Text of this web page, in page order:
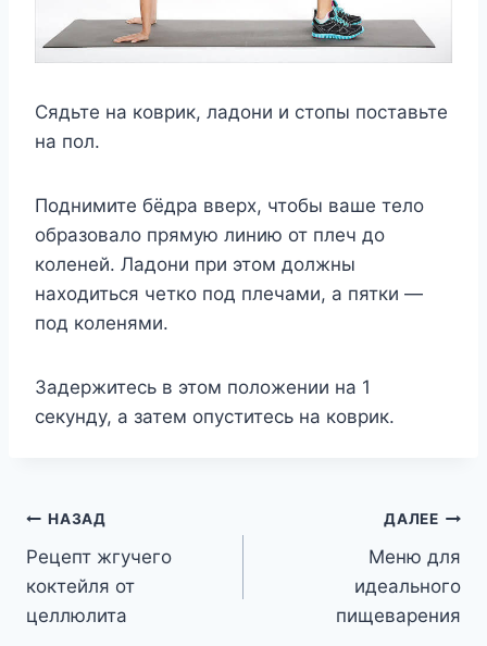
Сядьте на коврик, ладони и стопы поставьте
на пол.
Поднимите бёдра вверх, чтобы ваше тело
образовало прямую линию от плеч до
коленей. Ладони при этом должны
находиться четко под плечами, а пятки —
под коленями.
Задержитесь в этом положении на 1
секунду, а затем опуститесь на коврик.
Навигация
по
записям
НАЗАД
Рецепт жгучего
коктейля от
целлюлита
ДАЛЕЕ
Меню для
идеального
пищеварения